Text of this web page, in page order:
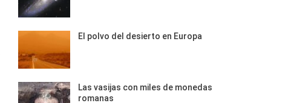
El polvo del desierto en Europa
Las vasijas con miles de monedas
romanas